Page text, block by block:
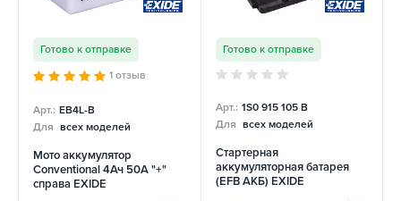
Готово к отправке
1 отзыв
Арт.: EB4L-B
Для всех моделей
Мото аккумулятор
Conventional 4Ач 50А "+"
справа EXIDE
Готово к отправке
Арт.: 1S0 915 105 B
Для всех моделей
Стартерная
аккумуляторная батарея
(EFB АКБ) EXIDE